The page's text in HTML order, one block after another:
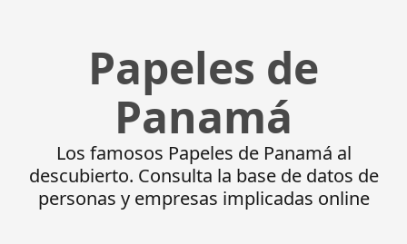
Papeles de
Panamá
Los famosos Papeles de Panamá al
descubierto. Consulta la base de datos de
personas y empresas implicadas online